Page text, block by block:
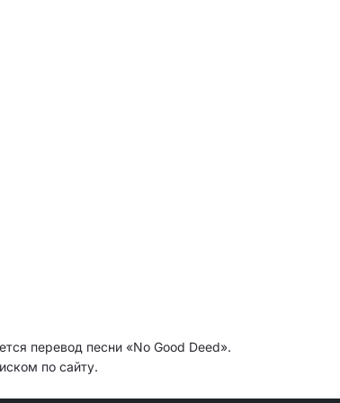
перевод песни «No Good Deed».
по сайту.